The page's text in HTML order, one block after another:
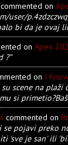
commented on
user/
bi da je ovaj
on Apex
?”
on I
su scene na
si
commented on
pojavi preko
'sve je san' ili